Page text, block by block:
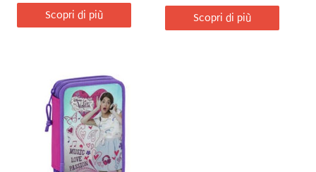
Scopri di più Scopri di più